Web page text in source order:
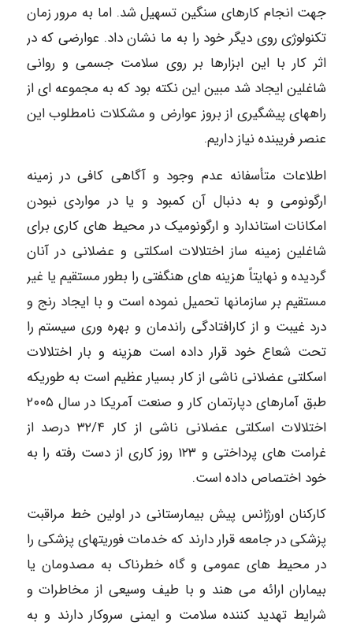
جهت انجام کارهای سنگین تسهیل شد. اما به مرور زمان
تکنولوژی روی دیگر خود را به ما نشان داد. عوارضی که در
اثر کار با این ابزارها بر روی سلامت جسمی و روانی
شاغلین ایجاد شد مبین این نکته بود که به مجموعه ای از
راههای پیشگیری از بروز عوارض و مشکلات نامطلوب این
عنصر فریبنده نیاز داریم.
اطلاعات متأسفانه عدم وجود و آگاهی کافی در زمینه
ارگونومی و به دنبال آن کمبود و یا در مواردی نبودن
امکانات استاندارد و ارگونومیک در محیط های کاری برای
شاغلین زمینه ساز اختلالات اسکلتی و عضلانی در آنان
گردیده و نهایتاً هزینه های هنگفتی را بطور مستقیم یا غیر
مستقیم بر سازمانها تحمیل نموده است و با ایجاد رنج و
درد غیبت و از کارافتادگی راندمان و بهره وری سیستم را
تحت شعاع خود قرار داده است هزینه و بار اختلالات
اسکلتی عضلانی ناشی از کار بسیار عظیم است به طوریکه
طبق آمارهای دپارتمان کار و صنعت آمریکا در سال ۲۰۰۵
اختلالات اسکلتی عضلانی ناشی از کار ۳۲/۴ درصد از
غرامت های پرداختی و ۱۲۳ روز کاری از دست رفته را به
خود اختصاص داده است.
کارکنان اورژانس پیش بیمارستانی در اولین خط مراقبت
پزشکی در جامعه قرار دارند که خدمات فوریتهای پزشکی را
در محیط های عمومی و گاه خطرناک به مصدومان یا
بیماران ارائه می هند و با طیف وسیعی از مخاطرات و
شرایط تهدید کننده سلامت و ایمنی سروکار دارند و به